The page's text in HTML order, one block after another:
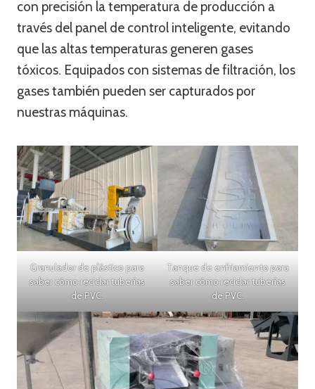
con precisión la temperatura de producción a
través del panel de control inteligente, evitando
que las altas temperaturas generen gases
tóxicos. Equipados con sistemas de filtración, los
gases también pueden ser capturados por
nuestras máquinas.
Granulador de plástico para
saber cómo reciclar tuberías
de PVC.
Tanque de enfriamiento para
saber cómo reciclar tuberías
de PVC.